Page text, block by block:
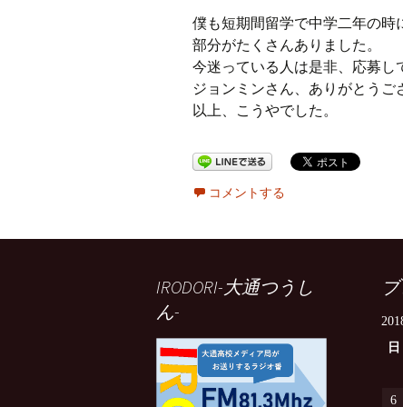
僕も短期間留学で中学二年の時
部分がたくさんありました。
今迷っている人は是非、応募し
ジョンミンさん、ありがとうご
以上、こうやでした。
コメントする
IRODORI-大通つうし
ん-
日
6